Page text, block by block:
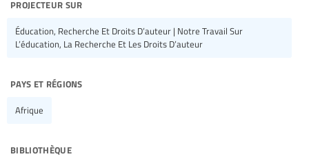
Éducation, Recherche Et Droits D’auteur | Notre Travail Sur
L’éducation, La Recherche Et Les Droits D’auteur
pays et régions
Afrique
bibliothèque